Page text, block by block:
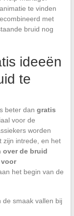
te vinden
met
bruid nog
ideeën
te
beter dan gratis
voor de
worden
zijn intrede, en het
over de bruid
het begin van de
de smaak vallen bij